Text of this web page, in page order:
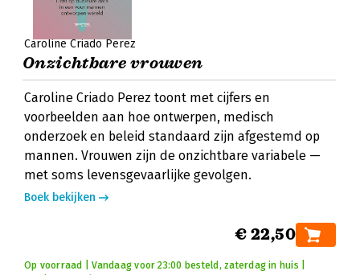
Caroline Criado Perez
Onzichtbare vrouwen
Caroline Criado Perez toont met cijfers en
voorbeelden aan hoe ontwerpen, medisch
onderzoek en beleid standaard zijn afgestemd op
mannen. Vrouwen zijn de onzichtbare variabele —
met soms levensgevaarlijke gevolgen.
Boek bekijken
€ 22,50
Op voorraad | Vandaag voor 23:00 besteld, zaterdag in huis |